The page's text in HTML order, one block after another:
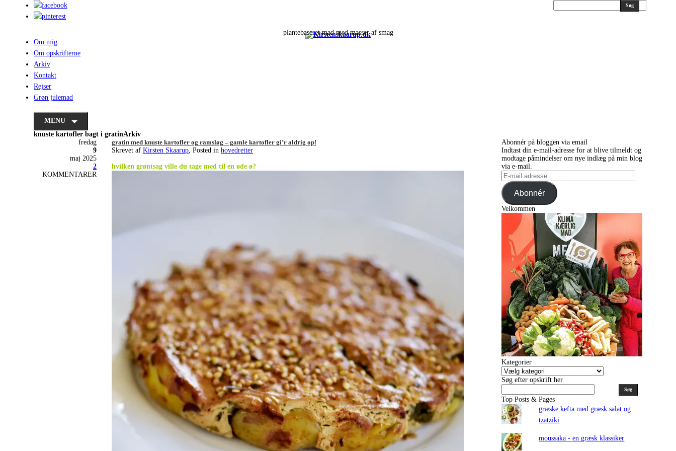
Søg
plantebaseret mad med masser af smag
Om mig
Om opskrifterne
Arkiv
Kontakt
Rejser
Grøn julemad
MENU
knuste kartofler bagt i gratinArkiv
fredag
9
maj 2025
2
KOMMENTARER
gratin med knuste kartofler og ramsløg – gamle kartofler gi’r aldrig op!
Skrevet afKirsten Skaarup, Posted inhovedretter
hvilken grøntsag ville du tage med til en øde ø?
Abonnér på bloggen via email
Indtast din e-mail-adresse for at blive tilmeldt og
modtage påmindelser om nye indlæg på min blog
via e-mail.
E-
mail
adresseAbonnér
Velkommen
Kategorier
Kategorier
Søg efter opskrift her
Søg
Top Posts & Pages
græske kefta med græsk salat og
tzatziki
moussaka - en græsk klassiker